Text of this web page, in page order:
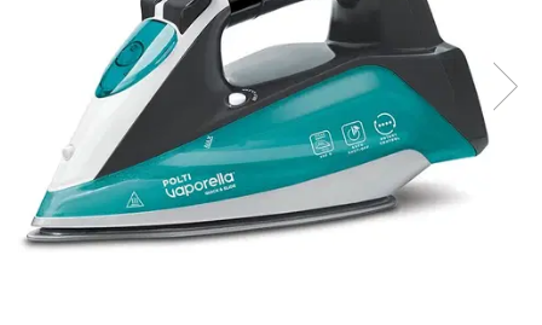
Statii de calcat cu boiler
Statii de calcat cu pompa
Fiare de calcat cu abur
Statii de calcat profesionale
Cafea și espressoare
Espresoare cu capsule
Cafea capsule